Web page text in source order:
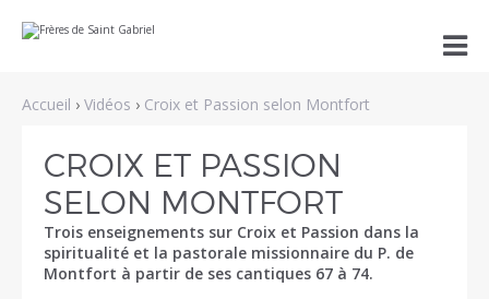
Aller
au
à
Outils
personnels

Accueil › Vidéos › Croix et Passion selon Montfort
CROIX ET PASSION
SELON MONTFORT
Trois enseignements sur Croix et Passion dans la
spiritualité et la pastorale missionnaire du P. de
Montfort à partir de ses cantiques 67 à 74.